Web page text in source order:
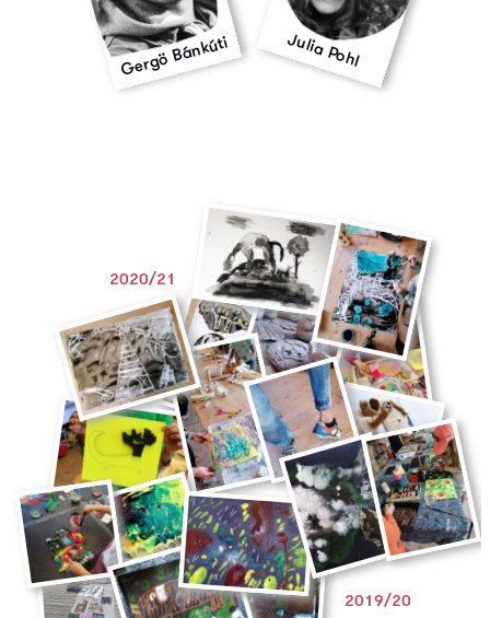
Gergö Bánkúti Julia Pohl
2020/21
2019/20